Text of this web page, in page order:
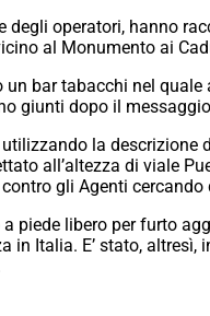
degli operatori, hanno
al Monumento ai
bar tabacchi nel
giunti dopo il
la
all’altezza di viale
gli Agenti
piede libero per furto
in Italia. E’ stato,